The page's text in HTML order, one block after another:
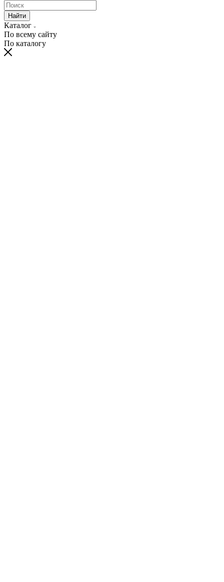
Найти
Каталог
По всему сайту
По каталогу